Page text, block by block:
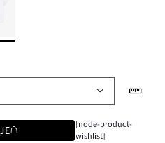
[node-product-
wishlist]